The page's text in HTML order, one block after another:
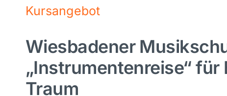
Kursangebot
Wiesbadener
„Instrumentenreise“
Traum